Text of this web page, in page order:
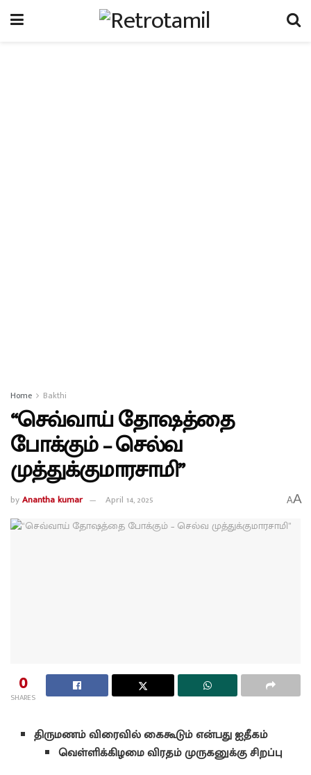
Home Bakthi
“செவ்வாய் தோஷத்தை
போக்கும் – செல்வ
முத்துக்குமாரசாமி”
byAnantha kumar April 14, 2025 AA
0
SHARES
திருமணம் விரைவில் கைகூடும் என்பது ஐதீகம்
வெள்ளிக்கிழமை விரதம் முருகனுக்கு சிறப்பு